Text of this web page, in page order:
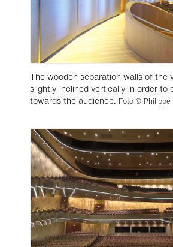
The wooden separation walls of the
slightly inclined vertically in order to
towards the audience. Foto © Philippe